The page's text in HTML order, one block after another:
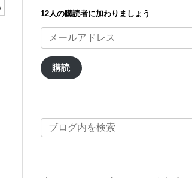
12人の購読者に加わりましょう
メ
ア
ド
購読